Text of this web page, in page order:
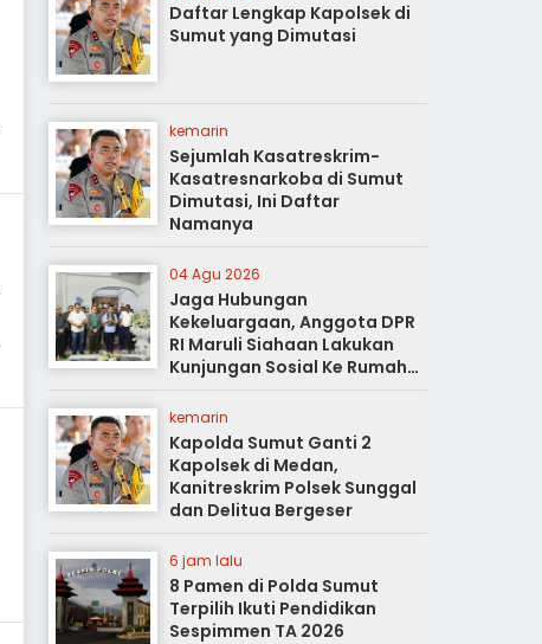
Daftar Lengkap Kapolsek di
Sumut yang Dimutasi
kemarin
Sejumlah Kasatreskrim-
Kasatresnarkoba di Sumut
Dimutasi, Ini Daftar
Namanya
04 Agu 2026
Jaga Hubungan
Kekeluargaan, Anggota DPR
RI Maruli Siahaan Lakukan
Kunjungan Sosial Ke Rumah
Duka
kemarin
Kapolda Sumut Ganti 2
Kapolsek di Medan,
Kanitreskrim Polsek Sunggal
dan Delitua Bergeser
6 jam lalu
8 Pamen di Polda Sumut
Terpilih Ikuti Pendidikan
Sespimmen TA 2026